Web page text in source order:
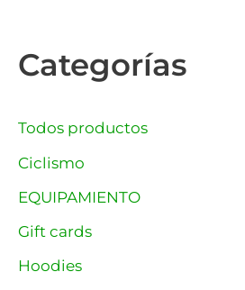
Categorías
Todos productos
Ciclismo
EQUIPAMIENTO
Gift cards
Hoodies